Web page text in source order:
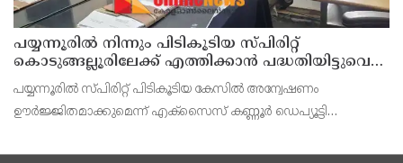
പയ്യന്നൂരിൽ നിന്നും പിടികൂടിയ സ്പിരിറ്റ്
കൊടുങ്ങല്ലൂരിലേക്ക് എത്തിക്കാൻ പദ്ധതിയിട്ടുവെന്ന്
എക്സൈസ് ഡെപ്യൂട്ടി കമ്മിഷണർ
പയ്യന്നൂരിൽ സ്പിരിറ്റ് പിടികൂടിയ കേസിൽ അന്വേഷണം
ഊർജ്ജിതമാക്കുമെന്ന് എക്സൈസ് കണ്ണൂർ ഡെപ്യൂട്ടി
കമ്മീഷണർ പി. സജിത്ത് കുമാർ എന്നിവർ കണ്ണൂരിൽവാർത്താ